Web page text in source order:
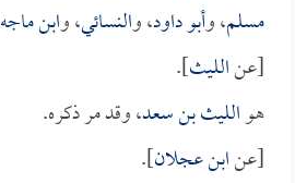
مسلم، وأبو داود، والنسائي، وابن ماجه
[عنالليث].
هوالليث بن سعد، وقد مر ذكره.
[عنابن عجلان].